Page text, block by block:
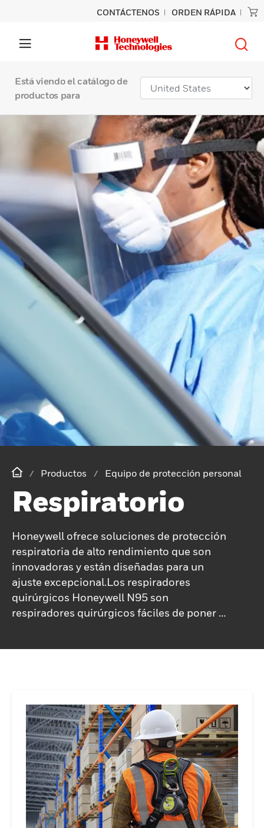
CONTÁCTENOS ORDEN RÁPIDA
Está viendo el catálogo de
productos para
Productos Equipo de protección personal
Respiratorio
Honeywell ofrece soluciones de protección
respiratoria de alto rendimiento que son
innovadoras y están diseñadas para un
ajuste excepcional.Los respiradores
quirúrgicos Honeywell N95 son
respiradores quirúrgicos fáciles de poner y